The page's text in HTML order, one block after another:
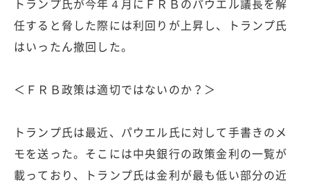
トランプ氏が今年４月にＦＲＢのパウエル議長を解
任すると脅した際には利回りが上昇し、トランプ氏
はいったん撤回した。
＜ＦＲＢ政策は適切ではないのか？＞
トランプ氏は最近、パウエル氏に対して手書きのメ
モを送った。そこには中央銀行の政策金利の一覧が
載っており、トランプ氏は金利が最も低い部分の近